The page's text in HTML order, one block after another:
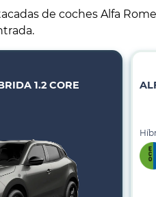
de coches Alfa
1.2 CORE